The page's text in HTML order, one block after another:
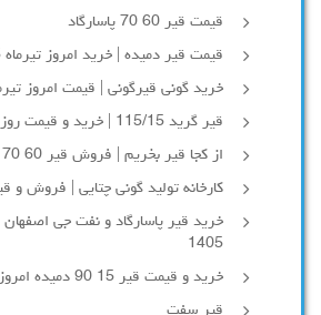
قیمت قیر 60 70 پاسارگاد
قیمت قیر دمیده | خرید امروز تیرماه 1405
خرید گونی قیرگونی | قیمت امروز تیرماه
قیر گرید 115/15 | خرید و قیمت روز
از کجا قیر بخریم | فروش قیر 60 70 پالایشگاه پاسارگاد
کارخانه تولید گونی چتایی | فروش و
خرید قیر پاسارگاد و نفت جی اصفهان
1405
خرید و قیمت قیر 15 90 دمیده امروز
قیر سفت